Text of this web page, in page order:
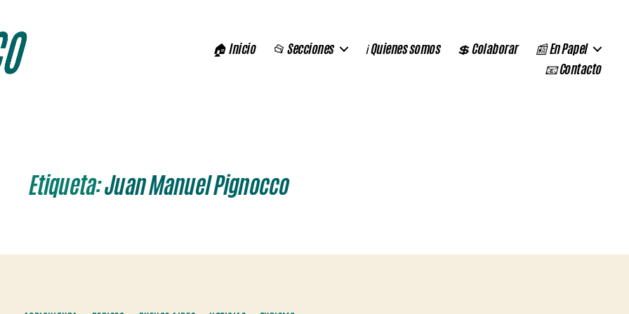
🏠 Inicio 📂 Secciones ℹ️ Quienes somos 💲 Colaborar
📰 En Papel
📧 Contacto
Etiqueta:Juan Manuel Pignocco
Categorías